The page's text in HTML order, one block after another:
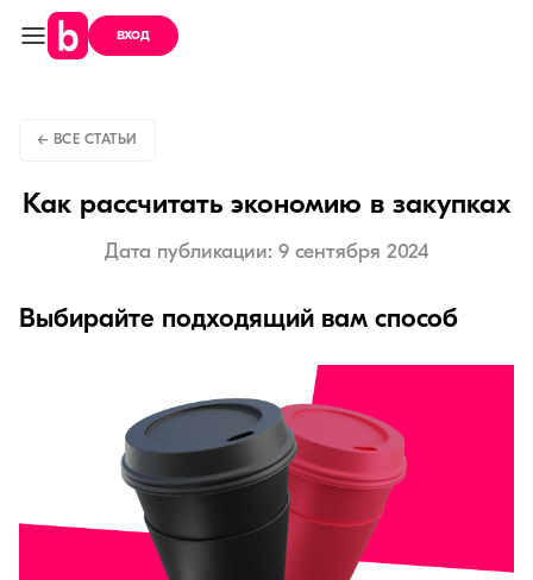
вход
← ВСЕ СТАТЬИ
Как рассчитать экономию в закупках
Дата публикации: 9 сентября 2024
Выбирайте подходящий вам способ